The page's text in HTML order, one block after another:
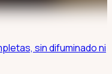
sin difuminado ni